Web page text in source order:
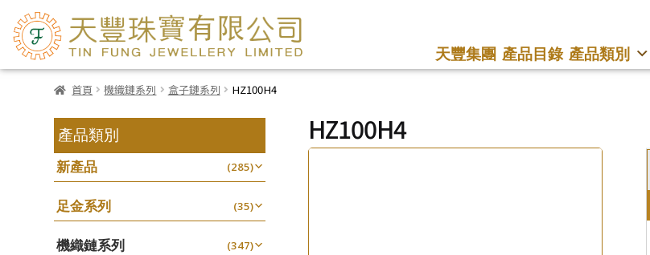
天豐集團 產品目錄 產品類別
首頁 機織鏈系列 盒子鏈系列 HZ100H4
HZ100H4
產品類別
新產品 (285)
足金系列 (35)
機織鏈系列 (347)